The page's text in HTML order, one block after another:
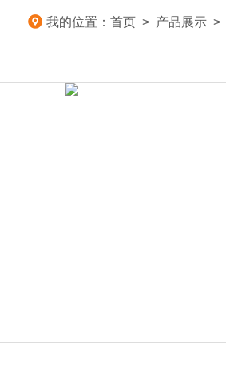
我的位置： 首页 > 产品展示 >